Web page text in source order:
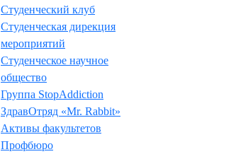
Студенческий клуб
Студенческая дирекция
мероприятий
Студенческое научное
общество
Группа StopAddiction
ЗдравОтряд «Mr. Rabbit»
Активы факультетов
Профбюро